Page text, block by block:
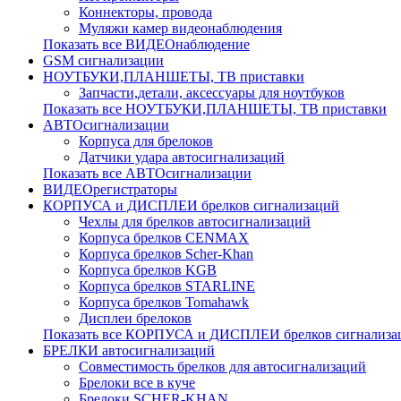
Коннекторы, провода
Муляжи камер видеонаблюдения
Показать все ВИДЕОнаблюдение
GSM сигнализации
НОУТБУКИ,ПЛАНШЕТЫ, ТВ приставки
Запчасти,детали, аксессуары для ноутбуков
Показать все НОУТБУКИ,ПЛАНШЕТЫ, ТВ приставки
АВТОсигнализации
Корпуса для брелоков
Датчики удара автосигнализаций
Показать все АВТОсигнализации
ВИДЕОрегистраторы
КОРПУСА и ДИСПЛЕИ брелков сигнализаций
Чехлы для брелков автосигнализаций
Корпуса брелков CENMAX
Корпуса брелков Scher-Khan
Корпуса брелков KGB
Корпуса брелков STARLINE
Корпуса брелков Tomahawk
Дисплеи брелоков
Показать все КОРПУСА и ДИСПЛЕИ брелков
БРЕЛКИ автосигнализаций
Совместимость брелков для автосигнализаций
Брелоки все в куче